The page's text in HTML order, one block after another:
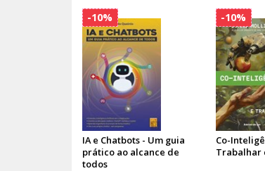
IA e Chatbots - Um guia
prático ao alcance de
todos
-10%
Co-
Trabalhar
-10%